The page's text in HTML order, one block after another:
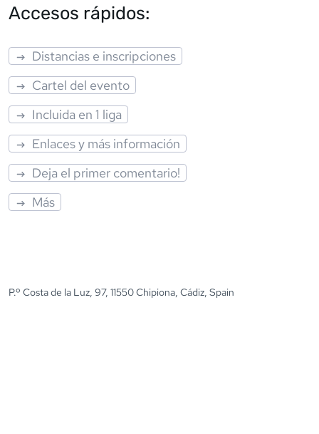
Accesos rápidos:
Distancias e inscripciones
Cartel del evento
Incluida en 1 liga
Enlaces y más información
Deja el primer comentario!
Más
P.º Costa de la Luz, 97, 11550 Chipiona, Cádiz, Spain